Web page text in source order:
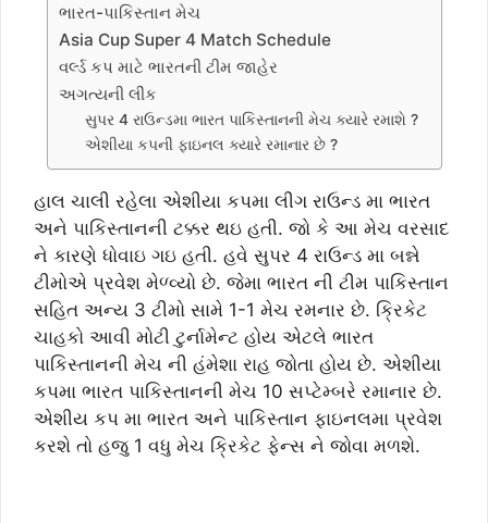
ભારત-પાકિસ્તાન મેચ
Asia Cup Super 4 Match Schedule
વર્લ્ડ કપ માટે ભારતની ટીમ જાહેર
અગત્યની લીંક
સુપર 4 રાઉન્ડમા ભારત પાકિસ્તાનની મેચ ક્યારે રમાશે ?
એશીયા કપની ફાઇનલ ક્યારે રમાનાર છે ?
હાલ ચાલી રહેલા એશીયા કપમા લીગ રાઉન્ડ મા ભારત
અને પાકિસ્તાનની ટક્કર થઇ હતી. જો કે આ મેચ વરસાદ
ને કારણે ધોવાઇ ગઇ હતી. હવે સુપર 4 રાઉન્ડ મા બન્ને
ટીમોએ પ્રવેશ મેળ્વ્યો છે. જેમા ભારત ની ટીમ પાકિસ્તાન
સહિત અન્ય 3 ટીમો સામે 1-1 મેચ રમનાર છે. ક્રિકેટ
ચાહકો આવી મોટી ટુર્નામેન્ટ હોય એટલે ભારત
પાકિસ્તાનની મેચ ની હંમેશા રાહ જોતા હોય છે. એશીયા
કપમા ભારત પાકિસ્તાનની મેચ 10 સપ્ટેમ્બરે રમાનાર છે.
એશીય કપ મા ભારત અને પાકિસ્તાન ફાઇનલમા પ્રવેશ
કરશે તો હજુ 1 વધુ મેચ ક્રિકેટ ફેન્સ ને જોવા મળશે.